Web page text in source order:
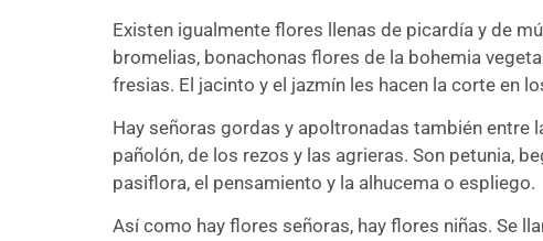
Existen igualmente flores llenas de picardía y de
bromelias, bonachonas flores de la bohemia
fresias. El jacinto y el jazmín les hacen la corte en
Hay señoras gordas y apoltronadas también entre
pañolón, de los rezos y las agrieras. Son petunia,
pasiflora, el pensamiento y la alhucema o espliego.
Así como hay flores señoras, hay flores niñas. Se